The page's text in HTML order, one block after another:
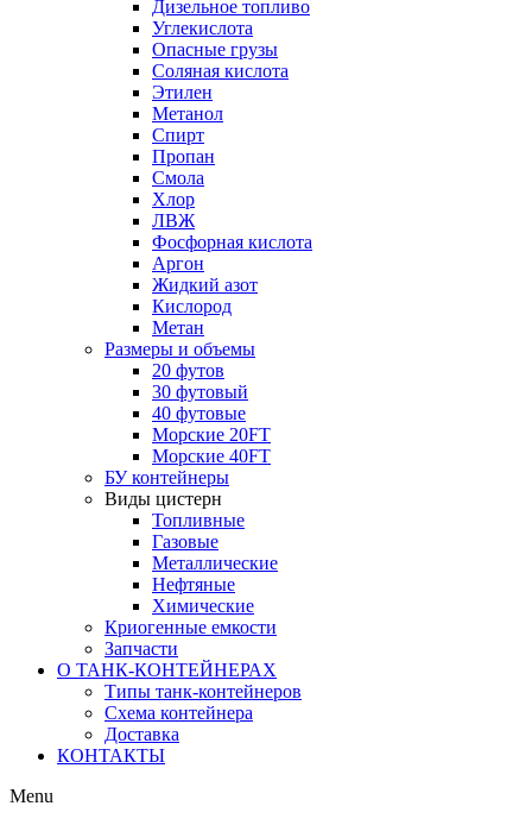
Дизельное топливо
Углекислота
Опасные грузы
Соляная кислота
Этилен
Метанол
Спирт
Пропан
Смола
Хлор
ЛВЖ
Фосфорная кислота
Аргон
Жидкий азот
Кислород
Метан
Размеры и объемы
20 футов
30 футовый
40 футовые
Морские 20FT
Морские 40FT
БУ контейнеры
Виды цистерн
Топливные
Газовые
Металлические
Нефтяные
Химические
Криогенные емкости
Запчасти
О ТАНК-КОНТЕЙНЕРАХ
Типы танк-контейнеров
Схема контейнера
Доставка
КОНТАКТЫ
Menu